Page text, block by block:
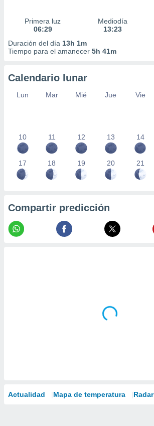
Primera luz
06:29
Mediodía
13:23
Duración del día 13h 1m
Tiempo para el amanecer 5h 41m
Calendario lunar
Lun Mar Mié Jue Vie
10 11 12 13 14
17 18 19 20 21
Compartir predicción
Actualidad Mapa de temperatura